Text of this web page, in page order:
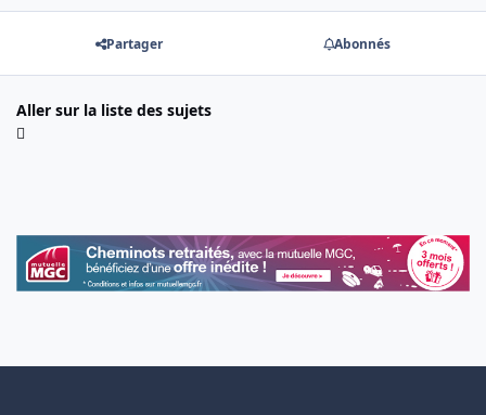
Partager Abonnés
Aller sur la liste des sujets